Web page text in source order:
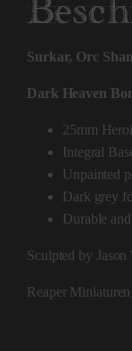
Surkar, Orc
Dark Heaven
25mm
Integral
Unpainted
Dark grey
Durable
Sculpted by Jason
Reaper